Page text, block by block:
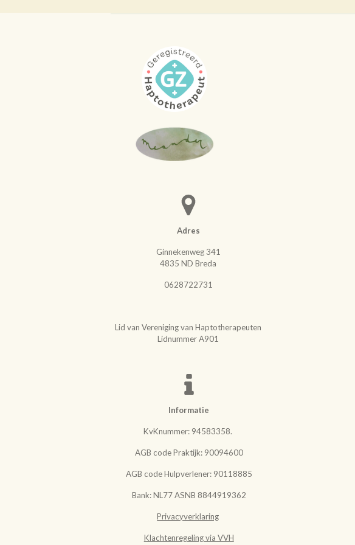
Adres
Ginnekenweg 341
4835 ND Breda
0628722731
Lid van Vereniging van Haptotherapeuten
Lidnummer A901
Informatie
KvKnummer: 94583358.
AGB code Praktijk: 90094600
AGB code Hulpverlener: 90118885
Bank: NL77 ASNB 8844919362
Privacyverklaring
Klachtenregeling via VVH